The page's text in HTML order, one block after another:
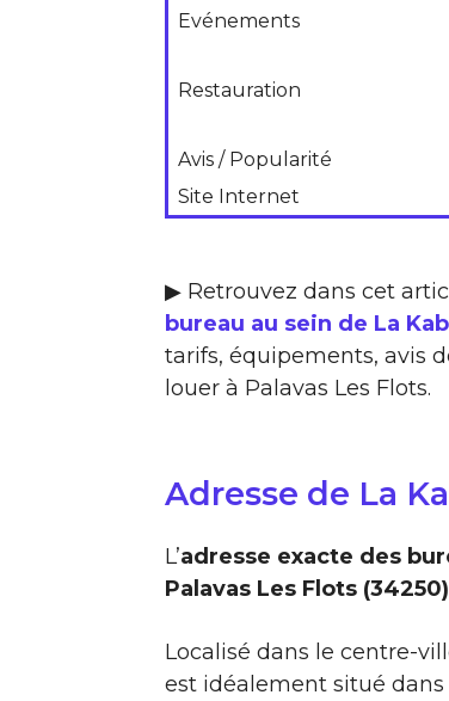
Evénements
Restauration
Avis / Popularité
Site Internet
▶ Retrouvez dans cet
bureau au sein de La
tarifs, équipements, avis
louer à Palavas Les Flots.
Adresse de La
L’adresse exacte des
Palavas Les Flots (34250)
Localisé dans le centre-
est idéalement situé